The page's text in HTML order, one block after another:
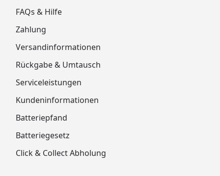
FAQs & Hilfe
Zahlung
Versandinformationen
Rückgabe & Umtausch
Serviceleistungen
Kundeninformationen
Batteriepfand
Batteriegesetz
Click & Collect Abholung